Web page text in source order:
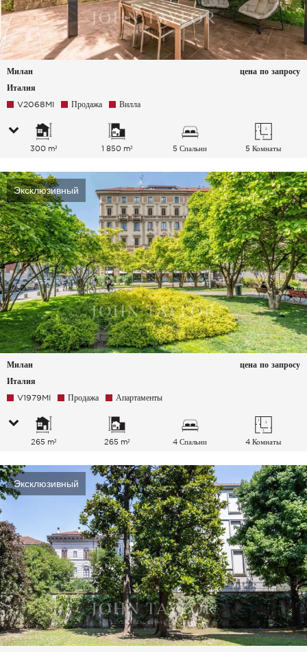
Милан
Италия
цена по запросу
V2068MI Продажа Вилла
300 m² 1 850 m² 5 Спальни 5 Комнаты
Эксклюзивный
Милан
Италия
цена по запросу
V1979MI Продажа Апартаменты
265 m² 265 m² 4 Спальни 4 Комнаты
Эксклюзивный